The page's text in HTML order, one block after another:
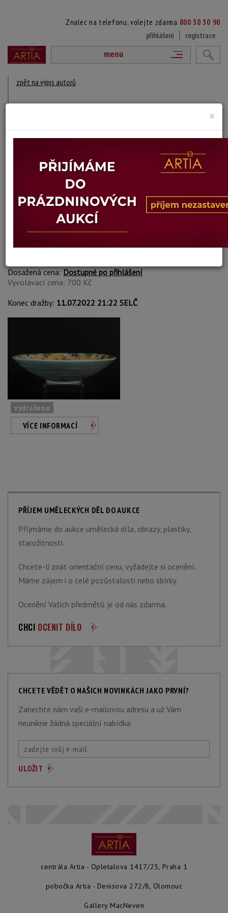
Znalec na telefonu, volejte zdarma 800 30 30 90
přihlášení
registrace
menu
zpět na výpis autorů
1910 Kralovice - 1995 Praha
DÍLA V AUKCÍCH
Otto Eckert
111. MÍSA NA OVOCE
Dosažená cena:Dostupné po přihlášení
Vyvolávací cena: 700 Kč
Konec dražby: 11.07.2022 21:22 SELČ
vydraženo
VÍCE INFORMACÍ
PŘÍJEM UMĚLECKÝCH DĚL DO AUKCE
Příjmáme do aukce umělecká díla, obrazy, plastiky,
starožitnosti.
Chcete-li znát orientační cenu, vyžádejte si ocenění.
Máme zájem i o celé pozůstalosti nebo sbírky.
Ocenění Vašich předmětů je od nás zdarma.
CHCI OCENIT DÍLO
CHCETE VĚDĚT O NAŠICH NOVINKÁCH JAKO PRVNÍ?
Zanechte nám vaši e-mailovou adresu a už Vám
neunikne žádná speciální nabídka.
centrála Artia - Opletalova 1417/25, Praha 1
pobočka Artia - Denisova 272/8, Olomouc
Gallery MacNeven
×